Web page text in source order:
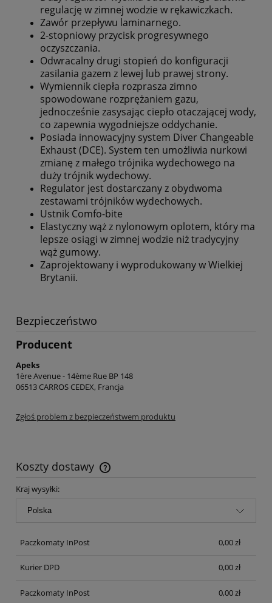
regulację w zimnej wodzie w rękawiczkach.
Zawór przepływu laminarnego.
2-stopniowy przycisk progresywnego
oczyszczania.
Odwracalny drugi stopień do konfiguracji
zasilania gazem z lewej lub prawej strony.
Wymiennik ciepła rozprasza zimno
spowodowane rozprężaniem gazu,
jednocześnie zasysając ciepło otaczającej wody,
co zapewnia wygodniejsze oddychanie.
Posiada innowacyjny system Diver Changeable
Exhaust (DCE). System ten umożliwia nurkowi
zmianę z małego trójnika wydechowego na
duży trójnik wydechowy.
Regulator jest dostarczany z obydwoma
zestawami trójników wydechowych.
Ustnik Comfo-bite
Elastyczny wąż z nylonowym oplotem, który ma
lepsze osiągi w zimnej wodzie niż tradycyjny
wąż gumowy.
Zaprojektowany i wyprodukowany w Wielkiej
Brytanii.
Bezpieczeństwo
Producent
Apeks
1ère Avenue - 14ème Rue BP 148
06513 CARROS CEDEX, Francja
Zgłoś problem z bezpieczeństwem produktu
Koszty dostawy
Cena nie zawiera ewentualnych kosztów płatności
Kraj wysyłki:
Paczkomaty InPost 0,00 zł
Kurier DPD 0,00 zł
Paczkomaty InPost 0,00 zł